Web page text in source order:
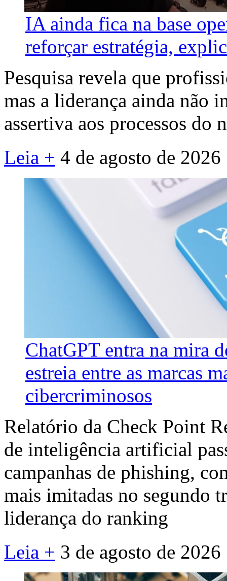
IA ainda fica na base
reforçar estratégia,
Pesquisa revela que
mas a liderança ainda não
assertiva aos processos do
Leia + 4 de agosto de 2026
ChatGPT entra na mira
estreia entre as marcas
cibercriminosos
Relatório da Check Point
de inteligência artificial
campanhas de phishing,
mais imitadas no segundo
liderança do ranking
Leia + 3 de agosto de 2026